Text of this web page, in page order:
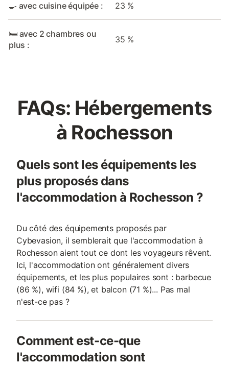
🍳 avec cuisine équipée : 23 %
🛏️ avec 2 chambres ou
plus :
35 %
FAQs: Hébergements
à Rochesson
Quels sont les équipements les
plus proposés dans
l'accommodation à Rochesson ?
Du côté des équipements proposés par
Cybevasion, il semblerait que l'accommodation à
Rochesson aient tout ce dont les voyageurs rêvent.
Ici, l'accommodation ont généralement divers
équipements, et les plus populaires sont : barbecue
(86 %), wifi (84 %), et balcon (71 %)... Pas mal
n'est-ce pas ?
Comment est-ce-que
l'accommodation sont